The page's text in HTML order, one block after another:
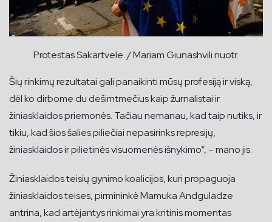
Protestas Sakartvele. / Mariam Giunashvili nuotr.
Šių rinkimų rezultatai gali panaikinti mūsų profesiją ir viską,
dėl ko dirbome du dešimtmečius kaip žurnalistai ir
žiniasklaidos priemonės. Tačiau nemanau, kad taip nutiks, ir
tikiu, kad šios šalies piliečiai nepasirinks represijų,
žiniasklaidos ir pilietinės visuomenės išnykimo“, – mano jis.
Žiniasklaidos teisių gynimo koalicijos, kuri propaguoja
žiniasklaidos teises, pirmininkė Mamuka Andguladze
antrina, kad artėjantys rinkimai yra kritinis momentas